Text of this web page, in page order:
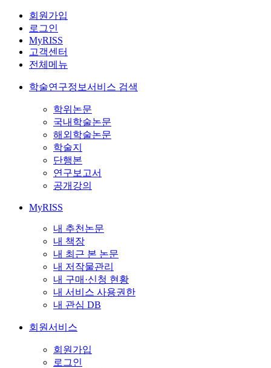
회원가입
로그인
MyRISS
고객센터
전체메뉴
학술연구정보서비스 검색
학위논문
국내학술논문
해외학술논문
학술지
단행본
연구보고서
공개강의
MyRISS
내 추천논문
내 책장
내 최근 본 논문
내 저작물관리
내 구매·신청 현황
내 서비스 사용권한
내 관심 DB
회원서비스
회원가입
로그인